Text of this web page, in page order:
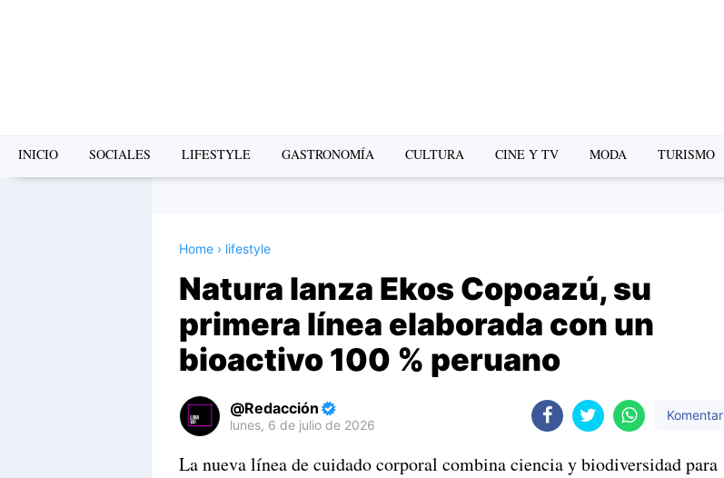
INICIO SOCIALES LIFESTYLE GASTRONOMÍA CULTURA CINE Y TV MODA TURISMO
Home › lifestyle
Natura lanza Ekos Copoazú, su
primera línea elaborada con un
bioactivo 100 % peruano
Redacción
lunes, 6 de julio de 2026
Komentar
Premium
La nueva línea de cuidado corporal combina ciencia y biodiversidad para